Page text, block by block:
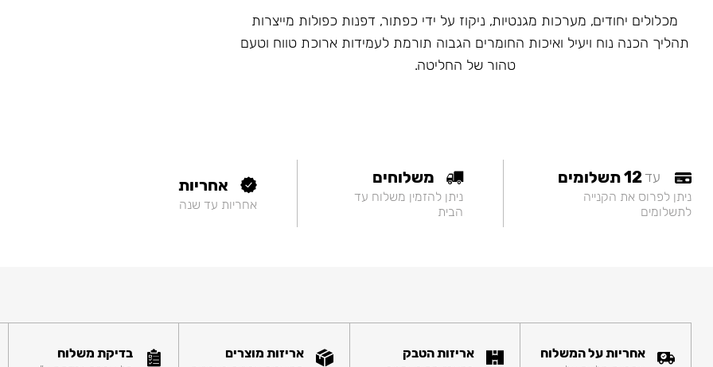
מכלולים יחודים, מערכות מגנטיות, ניקוז על ידי כפתור, דפנות כפולות מייצרות
תהליך הכנה נוח ויעיל ואיכות החומרים הגבוה תורמת לעמידות ארוכת טווח וטעם
טהור של החליטה.
עד12 תשלומים
ניתן לפרוס את הקנייה
לתשלומים
משלוחים
ניתן להזמין משלוח עד
הבית
אחריות
אחריות עד שנה
אחריות על המשלוח אריזות הטבק אריזות מוצרים בדיקת משלוח